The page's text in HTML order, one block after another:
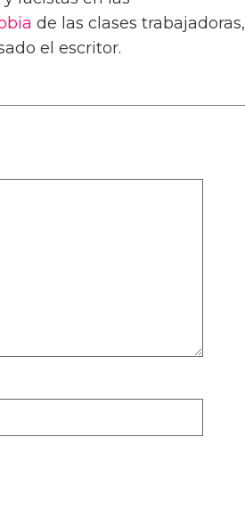
de las clases trabajadoras,
el escritor.